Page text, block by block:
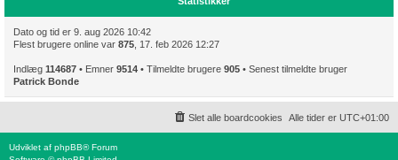
Dato og tid er 9. aug 2026 10:42
Flest brugere online var 875 , 17. feb 2026 12:27
Indlæg 114687 • Emner 9514 • Tilmeldte brugere 905 • Senest tilmeldte bruger
Patrick Bonde
Alle tider er UTC+01:00
Slet alle boardcookies
Udviklet af phpBB® Forum